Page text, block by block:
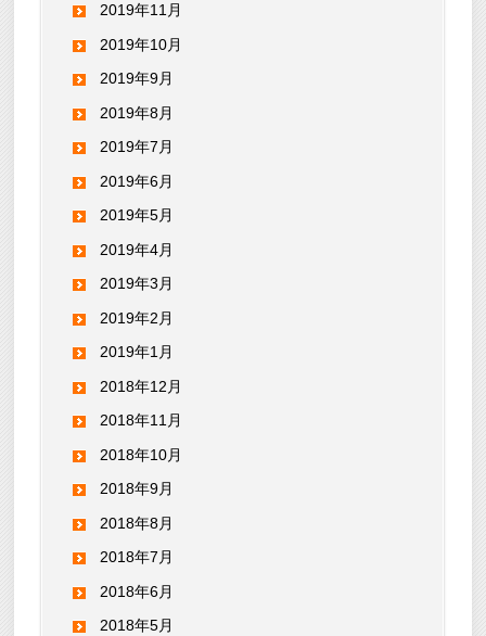
2019年11月
2019年10月
2019年9月
2019年8月
2019年7月
2019年6月
2019年5月
2019年4月
2019年3月
2019年2月
2019年1月
2018年12月
2018年11月
2018年10月
2018年9月
2018年8月
2018年7月
2018年6月
2018年5月